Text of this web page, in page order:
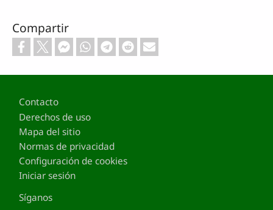
Compartir
Footer
Contacto
Derechos de uso
Mapa del sitio
Normas de privacidad
Configuración de cookies
Iniciar sesión
Síganos